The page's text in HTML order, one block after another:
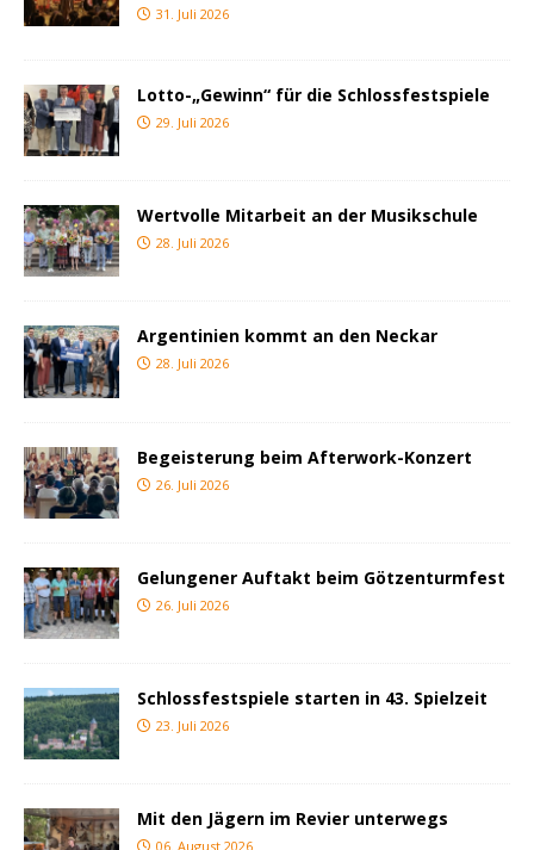
31. Juli 2026
Lotto-„Gewinn“ für die Schlossfestspiele
29. Juli 2026
Wertvolle Mitarbeit an der Musikschule
28. Juli 2026
Argentinien kommt an den Neckar
28. Juli 2026
Begeisterung beim Afterwork-Konzert
26. Juli 2026
Gelungener Auftakt beim Götzenturmfest
26. Juli 2026
Schlossfestspiele starten in 43. Spielzeit
23. Juli 2026
Mit den Jägern im Revier unterwegs
06. August 2026